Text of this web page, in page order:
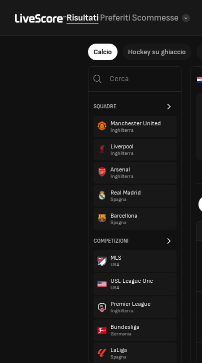
RisultatiPreferiti Scommesse
Calcio Hockey su ghiaccio
SQUADRE
Manchester United
Inghilterra
Liverpool
Inghilterra
Arsenal
Inghilterra
Real Madrid
Spagna
Barcellona
Spagna
COMPETIZIONI
MLS
USA
USL League One
USA
Premier League
Inghilterra
Bundesliga
Germania
LaLiga
Spagna